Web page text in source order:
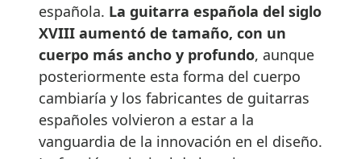
española. La guitarra española del siglo
XVIII aumentó de tamaño, con un
cuerpo más ancho y profundo, aunque
posteriormente esta forma del cuerpo
cambiaría y los fabricantes de guitarras
españoles volvieron a estar a la
vanguardia de la innovación en el diseño.